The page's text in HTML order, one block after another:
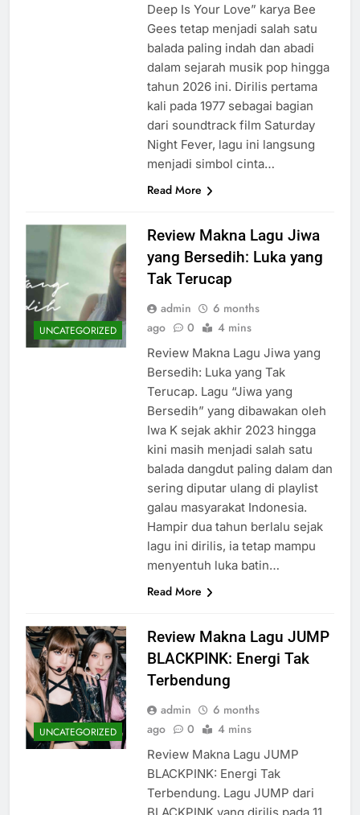
Deep Is Your Love” karya Bee
Gees tetap menjadi salah satu
balada paling indah dan abadi
dalam sejarah musik pop hingga
tahun 2026 ini. Dirilis pertama
kali pada 1977 sebagai bagian
dari soundtrack film Saturday
Night Fever, lagu ini langsung
menjadi simbol cinta…
Read More
UNCATEGORIZED
Review Makna Lagu Jiwa
yang Bersedih: Luka yang
Tak Terucap
admin
6 months
ago
0 4 mins
Review Makna Lagu Jiwa yang
Bersedih: Luka yang Tak
Terucap. Lagu “Jiwa yang
Bersedih” yang dibawakan oleh
Iwa K sejak akhir 2023 hingga
kini masih menjadi salah satu
balada dangdut paling dalam dan
sering diputar ulang di playlist
galau masyarakat Indonesia.
Hampir dua tahun berlalu sejak
lagu ini dirilis, ia tetap mampu
menyentuh luka batin…
Read More
UNCATEGORIZED
Review Makna Lagu JUMP
BLACKPINK: Energi Tak
Terbendung
admin
6 months
ago
0 4 mins
Review Makna Lagu JUMP
BLACKPINK: Energi Tak
Terbendung. Lagu JUMP dari